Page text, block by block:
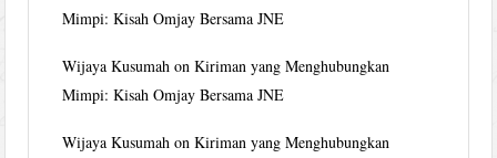
Mimpi: Kisah Omjay Bersama JNE
Wijaya Kusumah onKiriman yang Menghubungkan
Mimpi: Kisah Omjay Bersama JNE
Wijaya Kusumah onKiriman yang Menghubungkan